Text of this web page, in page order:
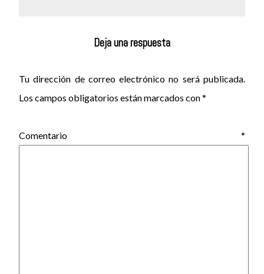
Deja una respuesta
Tu dirección de correo electrónico no será publicada.
Los campos obligatorios están marcados con*
Comentario *